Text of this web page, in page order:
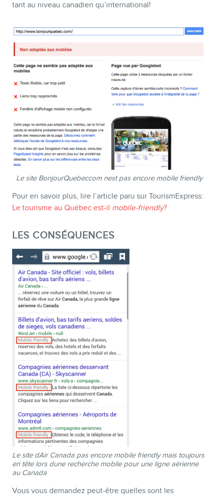
tant au niveau canadien qu’international!
Le site BonjourQuebeccom nest pas encore mobile friendly
Pour en savoir plus, lire l’article paru sur TourismExpress:
Le tourisme au Québec est-il mobile-friendly?
LES CONSÉQUENCES
Le site dAir Canada pas encore mobile friendly mais toujours
en tête lors dune recherche mobile pour une ligne aérienne
au Canada
Vous vous demandez peut-être quelles sont les